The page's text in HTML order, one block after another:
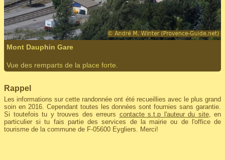
Mont Dauphin Gare
Vue des remparts de la place forte.
Rappel
Les informations sur cette randonnée ont été recueillies avec le plus grand
soin en 2016. Cependant toutes les données sont fournies sans garantie.
Si toutefois tu y trouves des erreurs contacte s.t.p l'auteur du site, en
particulier si tu fais partie des services de la mairie ou de l'office de
tourisme de la commune de F-05600 Eygliers. Merci!